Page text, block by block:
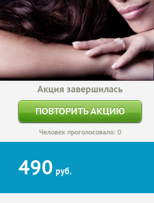
Акция завершилась
ПОВТОРИТЬ АКЦИЮ
Человек проголосовало: 0
490 руб.